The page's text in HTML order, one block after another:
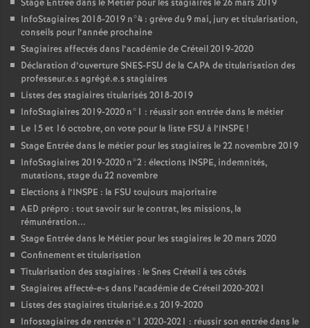
Stage Entrée dans le Métier pour les stagiaires le 26 mars 2019
InfoStagiaires 2018-2019 n°4 : grève du 9 mai, jury et titularisation,
conseils pour l’année prochaine
Stagiaires affectés dans l’académie de Créteil 2019-2020
Déclaration d’ouvertureSNES-FSU de la CAPAde titularisation des
professeur.e.s agrégé.e.s stagiaires
Listes des stagiaires titularisés 2018-2019
InfoStagiaires 2019-2020 n°1 : réussir son entrée dans le métier
Le 15 et 16 octobre, on vote pour la liste FSU à l’INSPE !
Stage Entrée dans le métier pour les stagiaires le 22 novembre 2019
InfoStagiaires 2019-2020 n°2 : élections INSPE, indemnités,
mutations, stage du 22 novembre
Elections à l’INSPE : la FSU toujours majoritaire
AED prépro : tout savoir sur le contrat, les missions, la
rémunération...
Stage Entrée dans le Métier pour les stagiaires le 20 mars 2020
Confinement et titularisation
Titularisation des stagiaires : le Snes Créteil à tes côtés
Stagiaires affecté-e-s dans l’académie de Créteil 2020-2021
Listes des stagiaires titularisé.e.s 2019-2020
Infostagiaires de rentrée n°1 2020-2021 : réussir son entrée dans le